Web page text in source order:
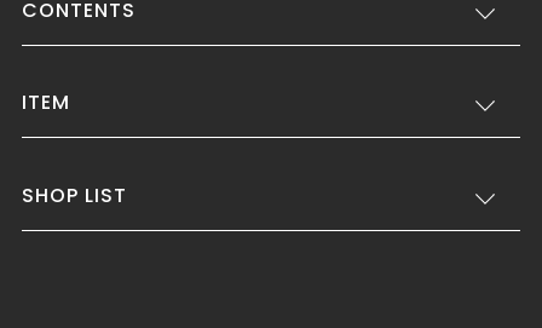
CONTENTS
ITEM
SHOP LIST